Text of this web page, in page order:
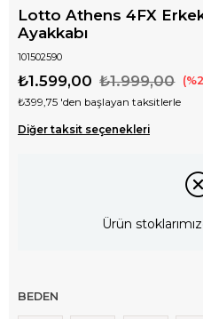
Lotto Athens 4FX
Ayakkabı
101502590
₺1.999,00
₺1.599,00
₺399,75 'den başlayan taksitlerle
Diğer taksit seçenekleri
Ürün
BEDEN